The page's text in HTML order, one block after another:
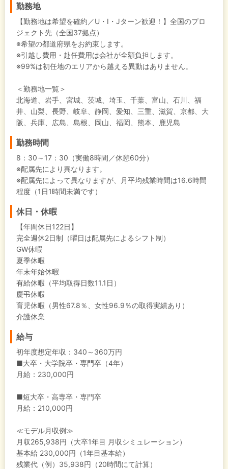
勤務地
【勤務地は希望を確約／U・I・Jターン歓迎！】全国のプロ
ジェクト先（全国37拠点）
※希望の都道府県をお約束します。
※引越し費用・赴任費用は会社が全額負担します。
※99%は初任地のエリアから越える異動はありません。
＜勤務地一覧＞
北海道、岩手、宮城、茨城、埼玉、千葉、富山、石川、福
井、山梨、長野、岐阜、静岡、愛知、三重、滋賀、京都、大
阪、兵庫、広島、島根、岡山、福岡、熊本、鹿児島
勤務時間
8：30～17：30（実働8時間／休憩60分）
※配属先により異なります。
※配属先によって異なりますが、月平均残業時間は16.6時間
程度（1日1時間未満です）
休日・休暇
【年間休日122日】
完全週休2日制（曜日は配属先によるシフト制）
GW休暇
夏季休暇
年末年始休暇
有給休暇（平均取得日数11.1日）
慶弔休暇
育児休暇（男性67.8％、女性96.9％の取得実績あり）
介護休業
給与
初年度想定年収： 340～360万円
■大卒・大学院卒・専門卒（4年）
月給：230,000円
■短大卒・高専卒・専門卒
月給：210,000円
≪モデル月収例≫
月収265,938円（大卒1年目 月収シミュレーション）
基本給 230,000円（1年目基本給）
残業代（例）35,938円（20時間にて計算）